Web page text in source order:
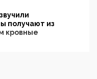
получают из
кровные